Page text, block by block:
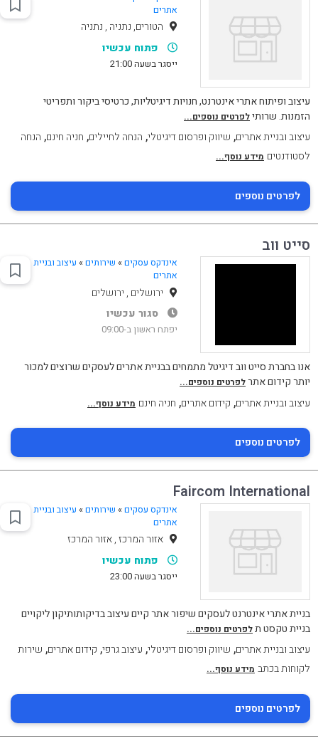
אתרים
הטורים, נתניה , נתניה
פתוח עכשיו
ייסגר בשעה 21:00
עיצוב ופיתוח אתרי אינטרנט, חנויות דיגיטליות, כרטיסי ביקור ותפריטי
הזמנות. שרותילפרטים נוספים...
עיצוב ובניית אתרים, שיווק ופרסום דיגיטלי, הנחה לחיילים, חניה חינם, הנחה
לסטודנטים מידע נוסף...
לפרטים נוספים
סייט ווב
אינדקס עסקים » שירותים» עיצוב ובניית
אתרים
ירושלים , ירושלים
סגור עכשיו
יפתח ראשון ב-09:00
אנו בחברת סייט ווב דיגיטל מתמחים בבניית אתרים לעסקים שרוצים למכור
יותר קידום אתרלפרטים נוספים...
עיצוב ובניית אתרים, קידום אתרים, חניה חינם מידע נוסף...
לפרטים נוספים
Faircom International
אינדקס עסקים » שירותים» עיצוב ובניית
אתרים
אזור המרכז , אזור המרכז
פתוח עכשיו
ייסגר בשעה 23:00
בניית אתרי אינטרנט לעסקים שיפור אתר קיים עיצוב בדיקותותיקון ליקויים
בניית טקסט תלפרטים נוספים...
עיצוב ובניית אתרים, שיווק ופרסום דיגיטלי, עיצוב גרפי, קידום אתרים, שירות
לקוחות בכתב מידע נוסף...
לפרטים נוספים